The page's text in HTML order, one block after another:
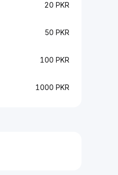
20 PKR
50 PKR
100 PKR
1000 PKR